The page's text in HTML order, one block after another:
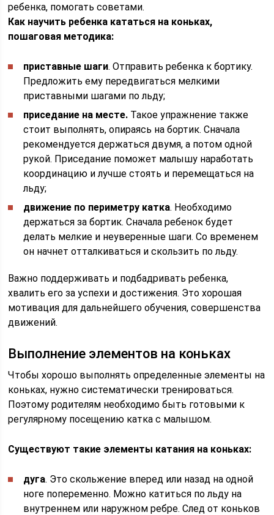
ребенка, помогать советами.
Как научить ребенка кататься на коньках,
пошаговая методика:
приставные шаги. Отправить ребенка к бортику.
Предложить ему передвигаться мелкими
приставными шагами по льду;
приседание на месте. Такое упражнение также
стоит выполнять, опираясь на бортик. Сначала
рекомендуется держаться двумя, а потом одной
рукой. Приседание поможет малышу наработать
координацию и лучше стоять и перемещаться на
льду;
движение по периметру катка. Необходимо
держаться за бортик. Сначала ребенок будет
делать мелкие и неуверенные шаги. Со временем
он начнет отталкиваться и скользить по льду.
Важно поддерживать и подбадривать ребенка,
хвалить его за успехи и достижения. Это хорошая
мотивация для дальнейшего обучения, совершенства
движений.
Выполнение элементов на коньках
Чтобы хорошо выполнять определенные элементы на
коньках, нужно систематически тренироваться.
Поэтому родителям необходимо быть готовыми к
регулярному посещению катка с малышом.
Существуют такие элементы катания на коньках:
дуга. Это скольжение вперед или назад на одной
ноге попеременно. Можно катиться по льду на
внутреннем или наружном ребре. След от коньков